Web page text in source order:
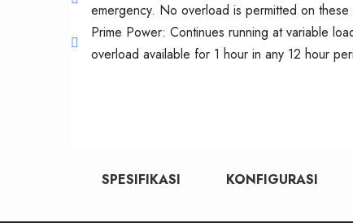
emergency. No overload is permitted on these
Prime Power: Continues running at variable
overload available for 1 hour in any 12 hour
SPESIFIKASI KONFIGURASI